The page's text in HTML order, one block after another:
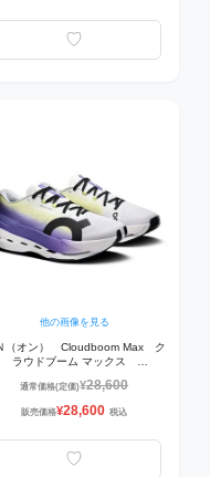
他の画像を見る
（オン） Cloudboom Max ク
ラウドブーム マックス
ズ White | Juniper
通常価格(定価)¥28,600
販売価格¥28,600 税込